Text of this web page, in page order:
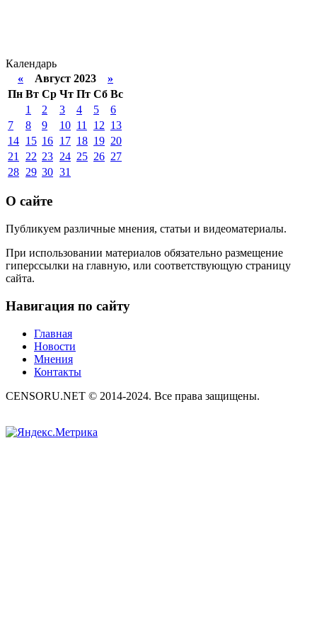
Календарь
« Август 2023 »
Пн Вт Ср Чт Пт Сб Вс
1
2 3 4 5
6
7
8 9 10 11 12 13
14 15 16 17 18 19 20
21
22 23 24 25 26 27
28 29 30 31
О сайте
Публикуем различные мнения, статьи и видеоматериалы.
При использовании материалов обязательно размещение
гиперссылки на главную, или соответствующую страницу
сайта.
Навигация по сайту
Главная
Новости
Мнения
Контакты
CENSORU.NET © 2014-2024. Все права защищены.